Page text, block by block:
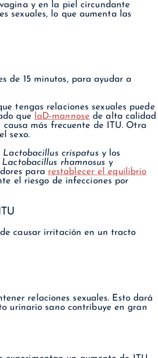
y en la piel circundante
sexuales, lo que aumenta las
de 15 minutos, para ayudar a
tengas relaciones sexuales puede
que laD-mannose de alta calidad
causa más frecuente de ITU. Otra
sexo.
Lactobacillus crispatus y los
Lactobacillus rhamnosus y
para restablecer el equilibrio
el riesgo de infecciones por
causar irritación en un tracto
relaciones sexuales. Esto dará
urinario sano contribuye en gran